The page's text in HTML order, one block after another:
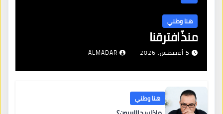
هنا وطني
منذُ افترقنا
5 أغسطس، 2026 ALMADAR
هنا وطني